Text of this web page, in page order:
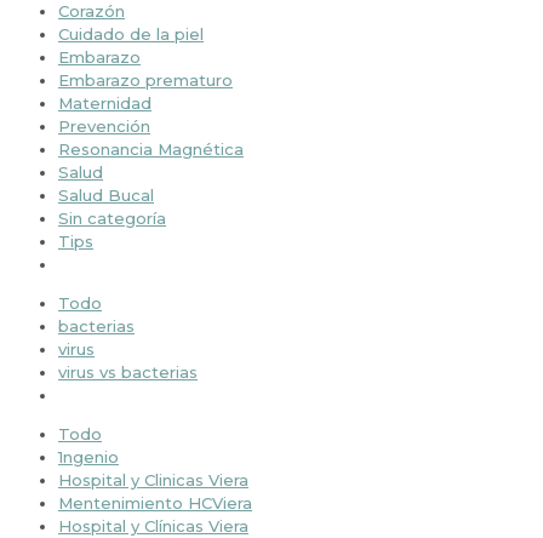
Corazón
Cuidado de la piel
Embarazo
Embarazo prematuro
Maternidad
Prevención
Resonancia Magnética
Salud
Salud Bucal
Sin categoría
Tips
Todo
bacterias
virus
virus vs bacterias
Todo
1ngenio
Hospital y Clinicas Viera
Mentenimiento HCViera
Hospital y Clínicas Viera